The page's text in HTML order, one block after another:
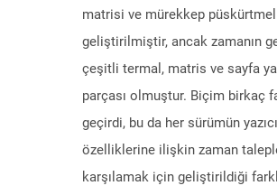
matrisi ve mürekkep
geliştirilmiştir, ancak zamanın
çeşitli termal, matris ve sayfa
parçası olmuştur. Biçim birkaç
geçirdi, bu da her sürümün
özelliklerine ilişkin zaman
karşılamak için geliştirildiği